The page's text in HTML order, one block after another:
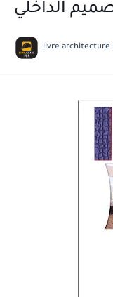
الداخلي
livre architecture